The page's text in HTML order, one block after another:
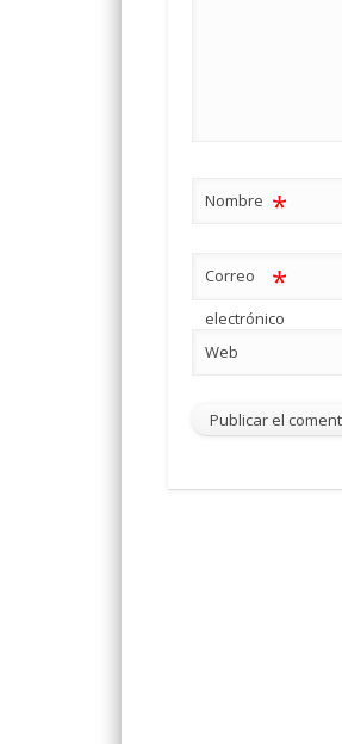
Nombre *
Correo
electrónico
*
Web